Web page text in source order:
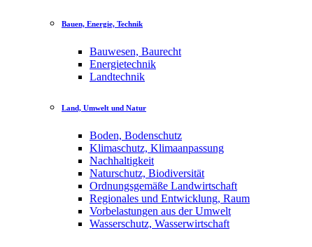
Bauen, Energie, Technik
Bauwesen, Baurecht
Energietechnik
Landtechnik
Land, Umwelt und Natur
Boden, Bodenschutz
Klimaschutz, Klimaanpassung
Nachhaltigkeit
Naturschutz, Biodiversität
Ordnungsgemäße Landwirtschaft
Regionales und Entwicklung, Raum
Vorbelastungen aus der Umwelt
Wasserschutz, Wasserwirtschaft